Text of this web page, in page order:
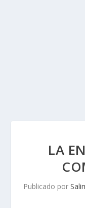
LA
Publicado por